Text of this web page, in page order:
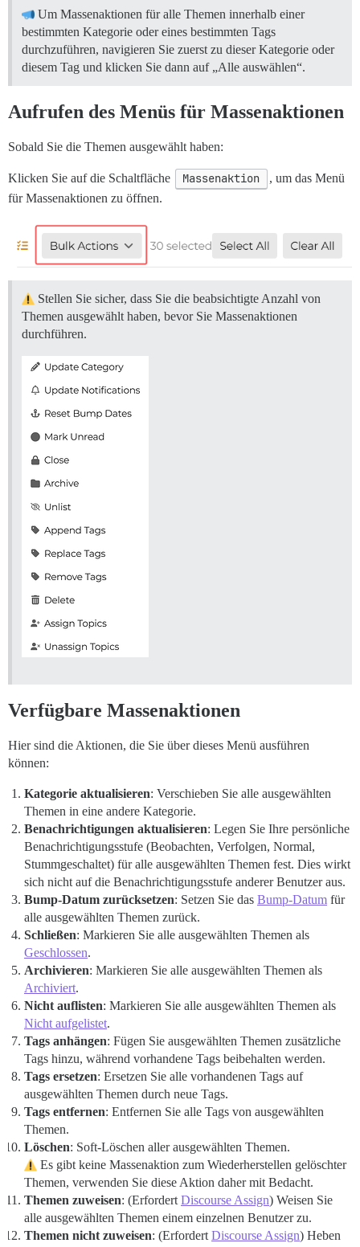
Um Massenaktionen für alle Themen innerhalb einer
bestimmten Kategorie oder eines bestimmten Tags
durchzuführen, navigieren Sie zuerst zu dieser Kategorie oder
diesem Tag und klicken Sie dann auf „Alle auswählen“.
Aufrufen des Menüs für Massenaktionen
Sobald Sie die Themen ausgewählt haben:
Klicken Sie auf die Schaltfläche Massenaktion
, um das Menü
für Massenaktionen zu öffnen.
Stellen Sie sicher, dass Sie die beabsichtigte Anzahl von
Themen ausgewählt haben, bevor Sie Massenaktionen
durchführen.
Verfügbare Massenaktionen
Hier sind die Aktionen, die Sie über dieses Menü ausführen
können:
Kategorie aktualisieren: Verschieben Sie alle ausgewählten
Themen in eine andere Kategorie.
Benachrichtigungen aktualisieren: Legen Sie Ihre persönliche
Benachrichtigungsstufe (Beobachten, Verfolgen, Normal,
Stummgeschaltet) für alle ausgewählten Themen fest. Dies wirkt
sich nicht auf die Benachrichtigungsstufe anderer Benutzer aus.
Bump-Datum zurücksetzen: Setzen Sie das Bump-Datum für
alle ausgewählten Themen zurück.
Schließen: Markieren Sie alle ausgewählten Themen als
Geschlossen.
Archivieren: Markieren Sie alle ausgewählten Themen als
Archiviert.
Nicht auflisten: Markieren Sie alle ausgewählten Themen als
Nicht aufgelistet.
Tags anhängen: Fügen Sie ausgewählten Themen zusätzliche
Tags hinzu, während vorhandene Tags beibehalten werden.
Tags ersetzen: Ersetzen Sie alle vorhandenen Tags auf
ausgewählten Themen durch neue Tags.
Tags entfernen: Entfernen Sie alle Tags von ausgewählten
Themen.
Löschen: Soft-Löschen aller ausgewählten Themen.
Es gibt keine Massenaktion zum Wiederherstellen gelöschter
Themen, verwenden Sie diese Aktion daher mit Bedacht.
Themen zuweisen: (Erfordert Discourse Assign) Weisen Sie
alle ausgewählten Themen einem einzelnen Benutzer zu.
Themen nicht zuweisen: (Erfordert Discourse Assign) Heben